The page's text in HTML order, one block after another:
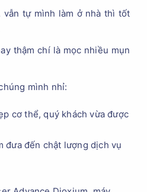
tự mình làm ở nhà thì tốt
thậm chí là mọc nhiều mụn
mình nhỉ:
cơ thể, quý khách vừa được
đưa đến chật lượng dịch vụ